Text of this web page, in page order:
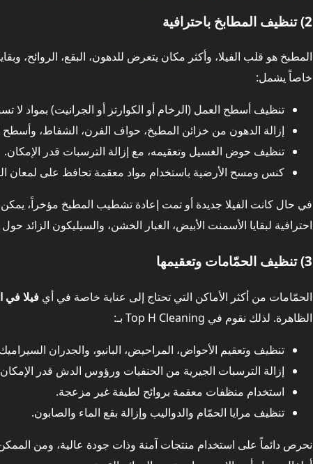
29 الوقت والجهد – أهم فرق في تنظيف فلل في الشوامخ
31 جودة المواد وتأثيرها على الأسطح داخل الفيلا
32 تنظيف فلل في الشوامخ بعد التشطيب – خطر التنظيف
34 النتيجة النهائية في تنظيف فلل في الشوامخ
35 الأمان والسلامة أثناء تنظيف فلل في الشوامخ
متى يكون التنظيف المنزلي كافياً ومتى تحتاج
37 خلاصة المقارنة: لماذا الاعتماد على Top H في تنظيف فلل في الشوامخ؟
38 الأخطاء الشائعة في تنظيف فلل في الشوامخ – تجنب
2) تنظيف المطابخ باحترافية
المطبخ هو قلب الفيلا، وأكثر مكان يتعرض للدهون، البقع، الروائح،
خاصاً يشمل:
تنظيف أسطح العمل (الرخام أو الكوارتز أو الجرانيت) بمواد لا
إزالة الدهون من خزائن المطبخ، حواف الفرن، الشفاط، وأسطح
تنظيف حوض الغسيل وتعقيمه، مع إزالة الترسبات قدر الإمكان.
كنس ومسح الأرضية باستخدام مواد معقمة تحافظ على لمعان
في حال كانت الفيلا جديدة أو تمت إعادة تشطيب المطبخ مؤخراً،
احترافية لبقايا الأسمنت الأبيض، الغبار الخشن، والسيليكون الزائد
3) تنظيف الحمّامات وتعقيمها
الحمّامات من أكثر الأماكن التي تحتاج إلى عناية خاصة في أي فيلا في
الظاهرة. لذلك نقوم في Top H Cleaning بـ:
تنظيف وتعقيم الأحواض، المراحيض، البانيو، والجدران
إزالة الترسبات الجيرية من الحنفيات ورؤوس الدش قدر
استخدام منظفات معقمة بروائح لطيفة غير مزعجة.
تنظيف مرايا الحمّام والدواليب وإزالة بقع الماء والصابون.
نحرص دائماً على استخدام منتجات آمنة وذات جودة عالية، ومن